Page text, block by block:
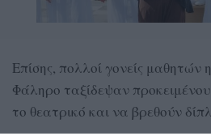
Επίσης, πολλοί γονείς μαθητών
Φάληρο ταξίδεψαν
το θεατρικό και να βρεθούν